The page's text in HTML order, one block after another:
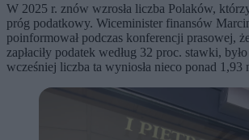
W 2025 r. znów wzrosła liczba Polaków,
próg podatkowy. Wiceminister finansów
poinformował podczas konferencji prasowej,
zapłaciły podatek według 32 proc. stawki,
wcześniej liczba ta wyniosła nieco ponad 1,93